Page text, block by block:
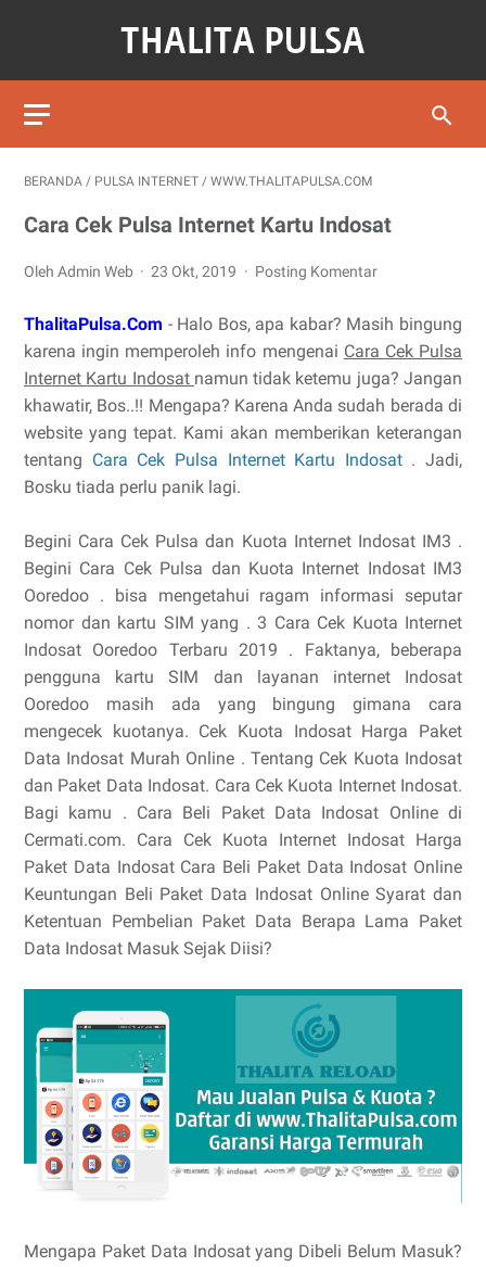
BERANDA / PULSA INTERNET / WWW.THALITAPULSA.COM
Cara Cek Pulsa Internet Kartu Indosat
Oleh Admin Web 23 Okt, 2019 Posting Komentar
ThalitaPulsa.Com - Halo Bos, apa kabar? Masih bingung
karena ingin memperoleh info mengenai Cara Cek Pulsa
Internet Kartu Indosat namun tidak ketemu juga? Jangan
khawatir, Bos..!! Mengapa? Karena Anda sudah berada di
website yang tepat. Kami akan memberikan keterangan
tentang Cara Cek Pulsa Internet Kartu Indosat . Jadi,
Bosku tiada perlu panik lagi.
Begini Cara Cek Pulsa dan Kuota Internet Indosat IM3 .
Begini Cara Cek Pulsa dan Kuota Internet Indosat IM3
Ooredoo . bisa mengetahui ragam informasi seputar
nomor dan kartu SIM yang . 3 Cara Cek Kuota Internet
Indosat Ooredoo Terbaru 2019 . Faktanya, beberapa
pengguna kartu SIM dan layanan internet Indosat
Ooredoo masih ada yang bingung gimana cara
mengecek kuotanya. Cek Kuota Indosat Harga Paket
Data Indosat Murah Online . Tentang Cek Kuota Indosat
dan Paket Data Indosat. Cara Cek Kuota Internet Indosat.
Bagi kamu . Cara Beli Paket Data Indosat Online di
Cermati.com. Cara Cek Kuota Internet Indosat Harga
Paket Data Indosat Cara Beli Paket Data Indosat Online
Keuntungan Beli Paket Data Indosat Online Syarat dan
Ketentuan Pembelian Paket Data Berapa Lama Paket
Data Indosat Masuk Sejak Diisi?
Mengapa Paket Data Indosat yang Dibeli Belum Masuk?